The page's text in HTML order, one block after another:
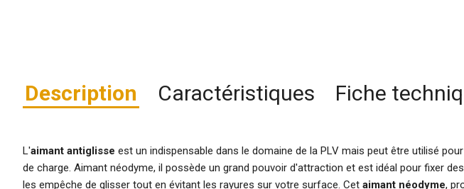
Description Caractéristiques Fiche
L'aimant antiglisse est un indispensable dans le domaine de la PLV mais peut être utilisé
de charge. Aimant néodyme, il possède un grand pouvoir d'attraction et est idéal pour fixer
les empêche de glisser tout en évitant les rayures sur votre surface. Cet aimant néodyme,